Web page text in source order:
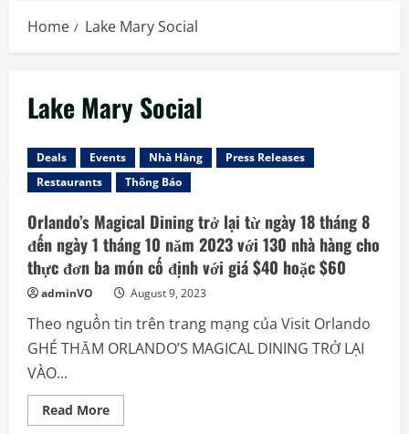
Home Lake Mary Social
Lake Mary Social
Deals Events Nhà Hàng
Press Releases
Restaurants
Thông Báo
Orlando’s Magical Dining trở lại từ ngày 18 tháng 8
đến ngày 1 tháng 10 năm 2023 với 130 nhà hàng cho
thực đơn ba món cố định với giá $40 hoặc $60
adminVO August 9, 2023
Theo nguồn tin trên trang mạng của Visit Orlando
GHÉ THĂM ORLANDO’S MAGICAL DINING TRỞ LẠI
VÀO...
Read MoreRead
more